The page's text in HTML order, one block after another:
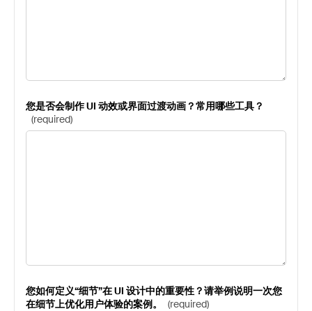
您是否会制作 UI 动效或界面过渡动画？常用哪些工具？
(required)
您如何定义“细节”在 UI 设计中的重要性？请举例说明一次您
在细节上优化用户体验的案例。
(required)